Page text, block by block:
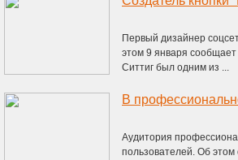
Первый дизайнер
этом 9 января
Ситтиг был одним из ...
Аудитория
пользователей. Об этом